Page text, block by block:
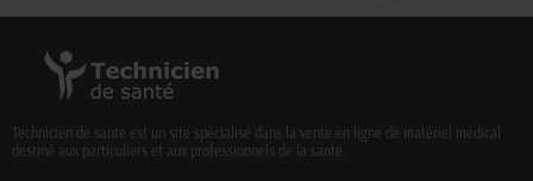
Technicien de santé est un site spécialisé dans la vente en ligne de matériel médical
destiné aux particuliers et aux professionnels de la santé.